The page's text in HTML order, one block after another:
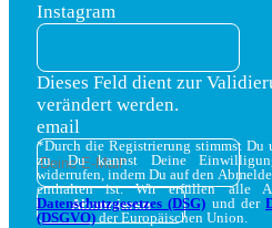
Instagram
Dieses Feld dient zur
verändert werden.
email
*Durch die Registrierung stimmst Du
zu. Du kannst Deine
widerrufen, indem Du auf den
enthalten ist. Wir erfüllen alle
Datenschutzgesetzes (DSG) und der
(DSGVO) der Europäischen Union.